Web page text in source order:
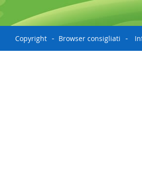
Copyright Browser consigliati